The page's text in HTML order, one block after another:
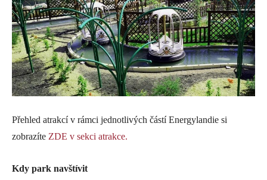
Přehled atrakcí v rámci jednotlivých částí Energylandie si
zobrazíte ZDE v sekci atrakce.
Kdy park navštívit